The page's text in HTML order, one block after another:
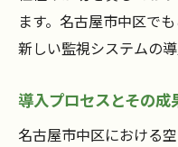
ます。名古屋市中区で
新しい監視システムの
導入プロセスとその成
名古屋市中区における